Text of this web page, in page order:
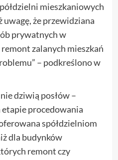
mieszkaniowych
że przewidziana
prywatnych w
zalanych mieszkań
– podkreślono w
dziwią posłów –
etapie procedowania
spółdzielniom
dla budynków
remont czy